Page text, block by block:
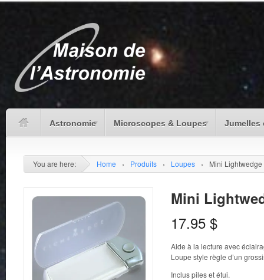
Astronomie Microscopes & Loupes Jumelles
You are here: Home › Produits › Loupes › Mini Lightwedge
Mini
17.95 $
Aide à la lecture avec
Loupe style règle d’un
Inclus piles et étui.